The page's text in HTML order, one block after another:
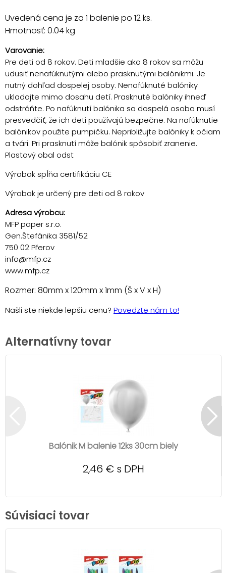
Uvedená cena je za 1 balenie po 12 ks.
Hmotnosť: 0.04 kg
Varovanie:
Pre deti od 8 rokov. Deti mladšie ako 8 rokov sa môžu
udusiť nenafúknutými alebo prasknutými balónikmi. Je
nutný dohľad dospelej osoby. Nenafúknuté balóniky
ukladajte mimo dosahu detí. Prasknuté balóniky ihneď
odstráňte. Po nafúknutí balónika sa dospelá osoba musí
presvedčiť, že ich deti používajú bezpečne. Na nafúknutie
balónikov použite pumpičku. Nepribližujte balóniky k očiam
a tvári. Pri prasknutí môže balónik spôsobiť zranenie.
Plastový obal odst
Výrobok spĺňa certifikáciu CE
Výrobok je určený pre deti od 8 rokov
Adresa výrobcu:
MFP paper s.r.o.
Gen.Štefánika 3581/52
750 02 Přerov
info@mfp.cz
www.mfp.cz
Rozmer: 80mm x 120mm x 1mm (Š x V x H)
Našli ste niekde lepšiu cenu? Povedzte nám to!
Alternatívny tovar
Balónik M balenie 12ks 30cm biely
2,46 € s DPH
Súvisiaci tovar